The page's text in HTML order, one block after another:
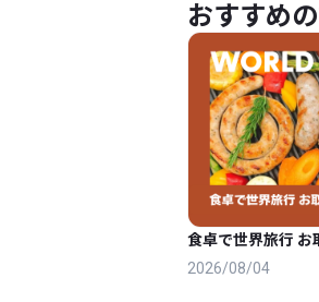
おすすめ
食卓で世界旅行 お
2026/08/04